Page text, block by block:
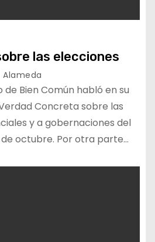
las elecciones
Alameda
Bien Común habló en su
Concreta sobre las
y a gobernaciones del
octubre. Por otra parte…